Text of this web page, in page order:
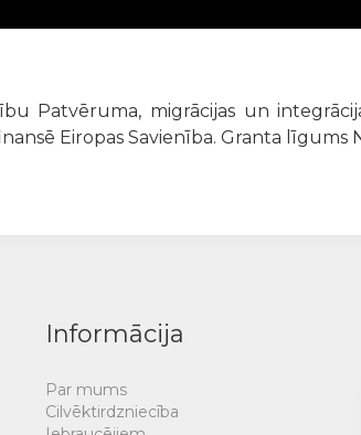
Patvēruma, migrācijas un
Eiropas Savienība. Granta līgums
Informācija
Par mums
Cilvēktirdzniecība